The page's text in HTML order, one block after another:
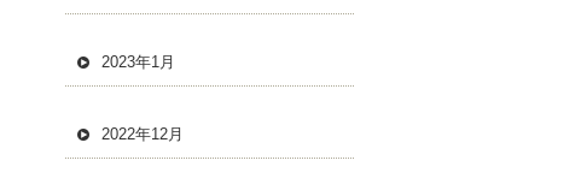
2023年1月
2022年12月